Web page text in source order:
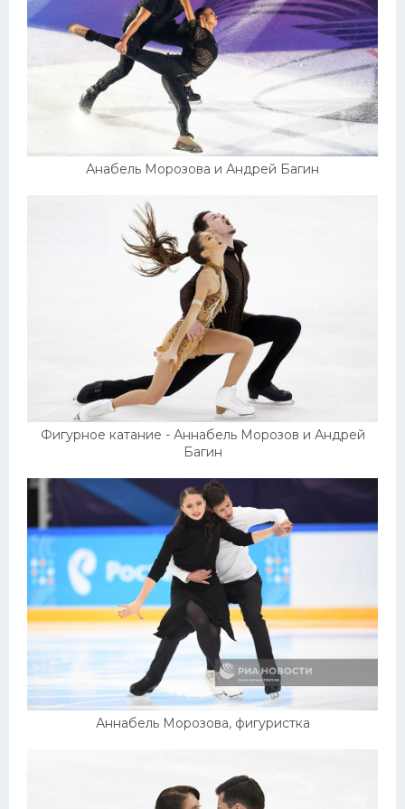
Анабель Морозова и Андрей Багин
Фигурное катание - Аннабель Морозов и Андрей
Багин
Аннабель Морозова, фигуристка